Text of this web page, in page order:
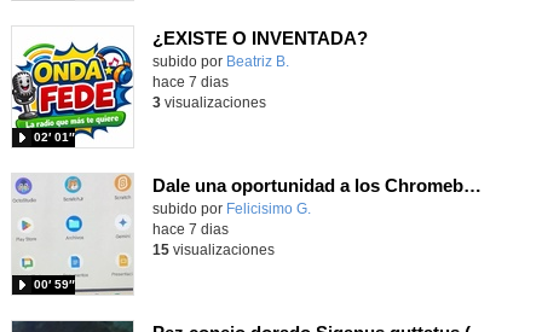
¿EXISTE O INVENTADA?
Contenido educativo.
subido por Beatriz B.
02′ 01″
hace 7 dias
3visualizaciones
Dale una oportunidad a los Chromebooks y utiliza un proyector para realizar talleres si no tienes pantallas táctiles
Contenido educativo.
subido por Felicisimo G.
00′ 59″
hace 7 dias
15visualizaciones